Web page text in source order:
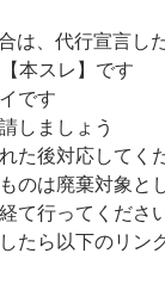
は、代行宣言し
本スレ】です
です
しましょう
た後対応してく
のは廃棄対象と
て行ってくださ
たら以下のリン